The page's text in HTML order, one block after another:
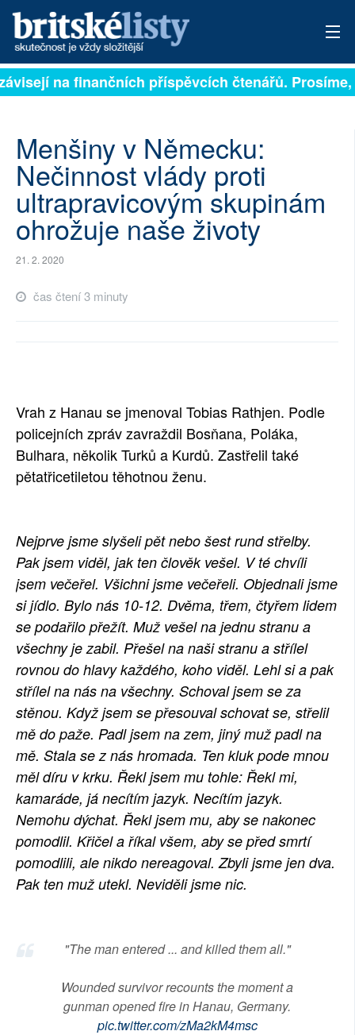
PŘIHLÁSIT
ARCHIV
ROZHOVORY
TÉMATA
NEJČTENĚJŠÍ ZA 7 DNÍ
AUTOŘI
RUBRIKY
PLNÁ VERZE STRÁNEK
na finančních příspěvcích čtenářů. Prosíme,
Menšiny v Německu:
Nečinnost vlády proti
ultrapravicovým skupinám
ohrožuje naše životy
21. 2. 2020
čas čtení 3 minuty
Vrah z Hanau se jmenoval Tobias Rathjen. Podle
policejních zpráv zavraždil Bosňana, Poláka,
Bulhara, několik Turků a Kurdů. Zastřelil také
pětatřicetiletou těhotnou ženu.
Nejprve jsme slyšeli pět nebo šest rund střelby.
Pak jsem viděl, jak ten člověk vešel. V té chvíli
jsem večeřel. Všichni jsme večeřeli. Objednali jsme
si jídlo. Bylo nás 10-12. Dvěma, třem, čtyřem lidem
se podařilo přežít. Muž vešel na jednu stranu a
všechny je zabil. Přešel na naši stranu a střílel
rovnou do hlavy každého, koho viděl. Lehl si a pak
střílel na nás na všechny. Schoval jsem se za
stěnou. Když jsem se přesouval schovat se, střelil
mě do paže. Padl jsem na zem, jiný muž padl na
mě. Stala se z nás hromada. Ten kluk pode mnou
měl díru v krku. Řekl jsem mu tohle: Řekl mi,
kamaráde, já necítím jazyk. Necítím jazyk.
Nemohu dýchat. Řekl jsem mu, aby se nakonec
pomodlil. Křičel a říkal všem, aby se před smrtí
pomodlili, ale nikdo nereagoval. Zbyli jsme jen dva.
Pak ten muž utekl. Neviděli jsme nic.
"The man entered ... and killed them all."
Wounded survivor recounts the moment a
gunman opened fire in Hanau, Germany.
pic.twitter.com/zMa2kM4msc